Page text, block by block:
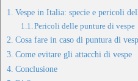
Vespe in Italia: specie e pericoli
Pericoli delle punture di vespe
Cosa fare in caso di puntura di
Come evitare gli attacchi di vespe
Conclusione